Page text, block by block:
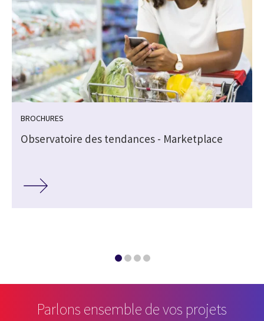
BROCHURES
Observatoire des tendances - Marketplace
Parlons ensemble de vos projets